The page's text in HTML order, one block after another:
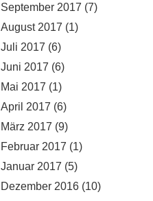
September 2017 (7)
August 2017 (1)
Juli 2017 (6)
Juni 2017 (6)
Mai 2017 (1)
April 2017 (6)
März 2017 (9)
Februar 2017 (1)
Januar 2017 (5)
Dezember 2016 (10)